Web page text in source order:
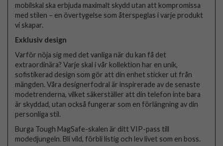
mobilskal ska erbjuda maximalt skydd utan att kompromissa
med stilen – en övertygelse som återspeglas i varje produkt
vi skapar.
Exklusiv design
Varför nöja sig med det vanliga när du kan få det
extraordinära? Varje skal i vår kollektion har en unik,
sofistikerad design som gör att din enhet sticker ut från
mängden. Våra designerfodral är inspirerade av de senaste
modetrenderna, vilket säkerställer att din telefon inte bara
är skyddad, utan också fungerar som en förlängning av din
personliga stil.
Burga Tough MagSafe-skalen är ditt VIP-pass till
modedjungeln. Bli vild, förbli listig och lev livet som en boss.